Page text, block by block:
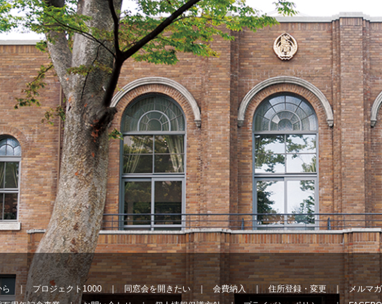
プロジェクト1000 同窓会を開きたい 会費納入 住所登録・変更 メルマ